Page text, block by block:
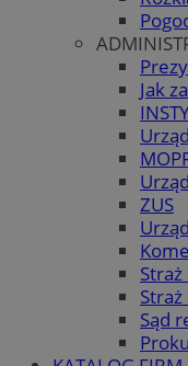
Jak
ZUS
Straż
Sąd